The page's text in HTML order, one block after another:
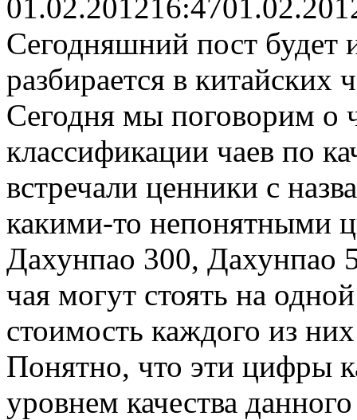
01.02.201216:47
Сегодняшний пост будет
разбирается в китайских
Сегодня мы поговорим о
классификации чаев по
встречали ценники с
какими-то непонятными
Дахунпао 300, Дахунпао
чая могут стоять на
стоимость каждого из
Понятно, что эти цифры
уровнем качества